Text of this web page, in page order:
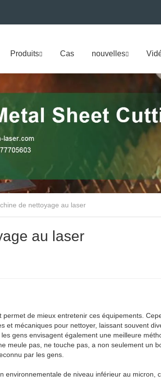
Produits Cas nouvelles
de nettoyage au laser
au laser
de mieux entretenir ces équipements.
et mécaniques pour nettoyer, laissant souvent
gens envisagent également une meilleure
meule pas, ne touche pas, a non seulement un
par les gens.
environnementale de niveau inférieur au micron,